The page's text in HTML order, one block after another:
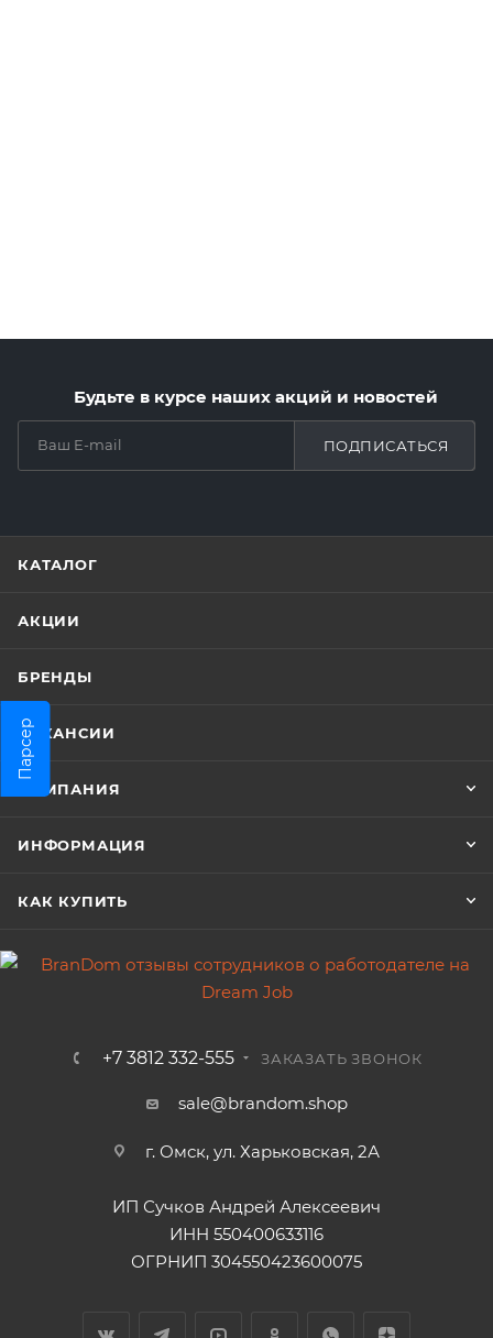
Парсер
Будьте в курсе наших акций и новостей
ПОДПИСАТЬСЯ
КАТАЛОГ
АКЦИИ
БРЕНДЫ
ВАКАНСИИ
КОМПАНИЯ
ИНФОРМАЦИЯ
КАК КУПИТЬ
+7 3812 332-555 ЗАКАЗАТЬ ЗВОНОК
sale@brandom.shop
г. Омск, ул. Харьковская, 2А
ИП Сучков Андрей Алексеевич
ИНН 550400633116
ОГРНИП 304550423600075